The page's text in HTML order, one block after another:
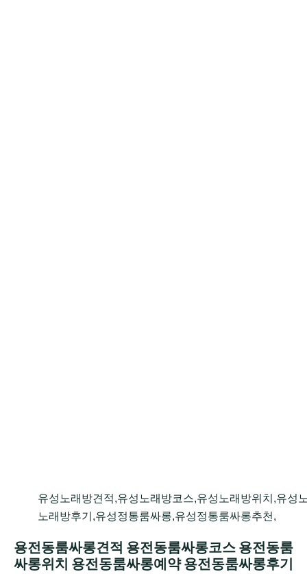
유성노래방견적,유성노래방코스,유성노래방위치,유성
노래방후기,유성정통룸싸롱,유성정통룸싸롱추천,
용전동룸싸롱견적 용전동룸싸롱코스 용전동룸
싸롱위치 용전동룸싸롱예약 용전동룸싸롱후기